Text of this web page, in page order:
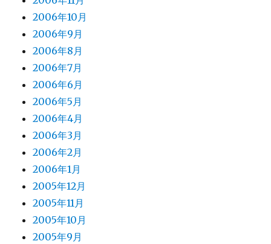
2006年10月
2006年9月
2006年8月
2006年7月
2006年6月
2006年5月
2006年4月
2006年3月
2006年2月
2006年1月
2005年12月
2005年11月
2005年10月
2005年9月